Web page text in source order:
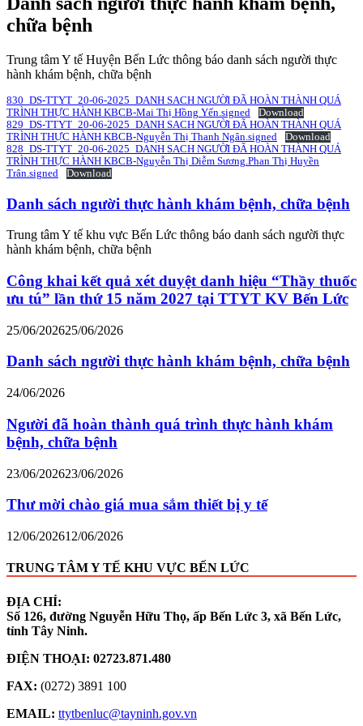
chữa bệnh
Trung tâm Y tế Huyện Bến Lức thông báo danh sách người thực
hành khám bệnh, chữa bệnh
830_DS-TTYT_20-06-2025_DANH SACH NGƯỜI ĐÃ HOÀN THÀNH QUÁ
TRÌNH THỰC HÀNH KBCB-Mai Thị Hồng Yến.signed
Download
829_DS-TTYT_20-06-2025_DANH SACH NGƯỜI ĐÃ HOÀN THÀNH QUÁ
TRÌNH THỰC HÀNH KBCB-Nguyễn Thị Thanh Ngân.signed
Download
828_DS-TTYT_20-06-2025_DANH SACH NGƯỜI ĐÃ HOÀN THÀNH QUÁ
TRÌNH THỰC HÀNH KBCB-Nguyễn Thị Diễm Sương.Phan Thị Huyền
Trân.signed
Download
Danh sách người thực hành khám bệnh, chữa bệnh
Trung tâm Y tế khu vực Bến Lức thông báo danh sách người thực
hành khám bệnh, chữa bệnh
Công khai kết quả xét duyệt danh hiệu “Thầy thuốc
ưu tú” lần thứ 15 năm 2027 tại TTYT KV Bến Lức
25/06/202625/06/2026
Danh sách người thực hành khám bệnh, chữa bệnh
24/06/2026
Người đã hoàn thành quá trình thực hành khám
bệnh, chữa bệnh
23/06/202623/06/2026
Thư mời chào giá mua sắm thiết bị y tế
12/06/202612/06/2026
TRUNG TÂM Y TẾ KHU VỰC BẾN LỨC
ĐỊA CHỈ:
Số 126, đường Nguyễn Hữu Thọ, ấp Bến Lức 3, xã Bến Lức,
tỉnh Tây Ninh.
ĐIỆN THOẠI: 02723.871.480
FAX: (0272) 3891 100
EMAIL: ttytbenluc@tayninh.gov.vn